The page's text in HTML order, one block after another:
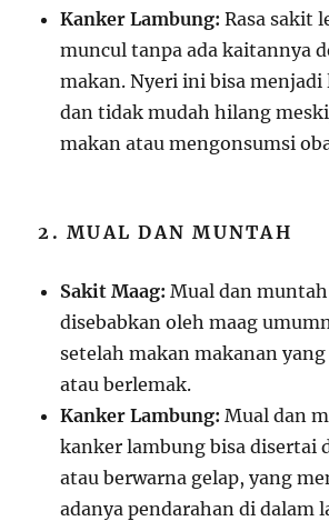
Kanker Lambung: Rasa sakit
muncul tanpa ada kaitannya
makan. Nyeri ini bisa
dan tidak mudah hilang
makan atau mengonsumsi
2. MUAL DAN MUNTAH
Sakit Maag: Mual dan
disebabkan oleh maag
setelah makan makanan yang
atau berlemak.
Kanker Lambung: Mual dan
kanker lambung bisa disertai
atau berwarna gelap, yang
adanya pendarahan di dalam